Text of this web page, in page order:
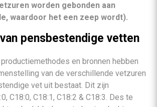
worden gebonden aan
waardoor het een zeep wordt).
pensbestendige vetten
en bronnen hebben
van de verschillende vetzuren
vet uit bestaat. Dit zijn
C18:0, C18:1, C18:2 & C18:3. Des te